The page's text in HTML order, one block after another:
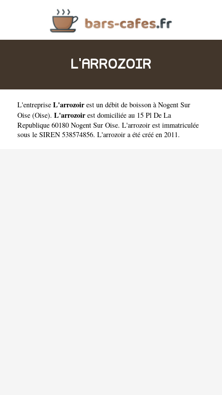
L'ARROZOIR
L'entreprise L'arrozoirest un débit de boisson à Nogent Sur
Oise (Oise). L'arrozoirest domiciliée au 15 Pl De La
Republique 60180 Nogent Sur Oise. L'arrozoir est immatriculée
sous le SIREN 538574856. L'arrozoir a été créé en 2011.